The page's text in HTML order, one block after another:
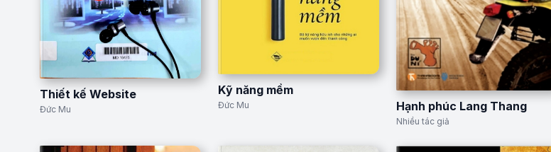
Thiết kế Website
Đức Mu
Kỹ năng mềm
Đức Mu Hạnh phúc Lang Thang
Nhiều tác giả